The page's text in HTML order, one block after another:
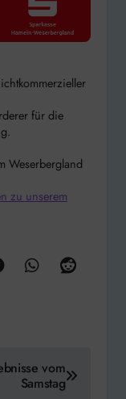
für die
Weserbergland
zu unserem
vom
Samstag